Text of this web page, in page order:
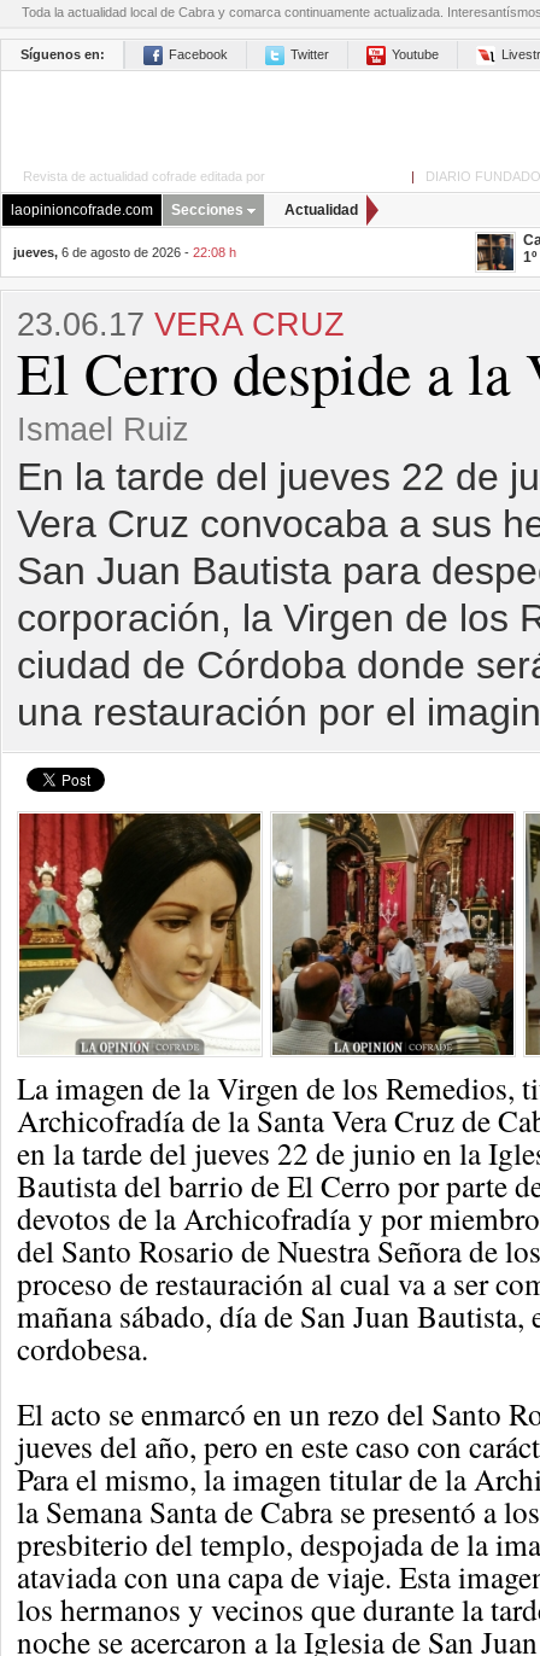
Toda la actualidad local de Cabra y comarca continuamente actualizada.
Síguenos en: Facebook Twitter Youtube
Revista de actualidad cofrade editada por | DIARIO
laopinioncofrade.com Secciones Actualidad
jueves, 6 de agosto de 2026 - 22:08 h
23.06.17 VERA CRUZ
El Cerro despide a la
Ismael Ruiz
En la tarde del jueves 22 de
Vera Cruz convocaba a sus
San Juan Bautista para
corporación, la Virgen de los
ciudad de Córdoba donde
una restauración por el
La imagen de la Virgen de los Remedios,
Archicofradía de la Santa Vera Cruz de
en la tarde del jueves 22 de junio en la
Bautista del barrio de El Cerro por parte
devotos de la Archicofradía y por
del Santo Rosario de Nuestra Señora de
proceso de restauración al cual va a ser
mañana sábado, día de San Juan Bautista,
cordobesa.
El acto se enmarcó en un rezo del Santo
jueves del año, pero en este caso con
Para el mismo, la imagen titular de la
la Semana Santa de Cabra se presentó a
presbiterio del templo, despojada de la
ataviada con una capa de viaje. Esta
los hermanos y vecinos que durante la
noche se acercaron a la Iglesia de San